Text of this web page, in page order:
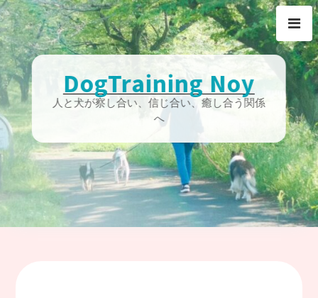
Skip
to
content
DogTraining Noy
人と犬が察し合い、信じ合い、癒し合う関係
へ